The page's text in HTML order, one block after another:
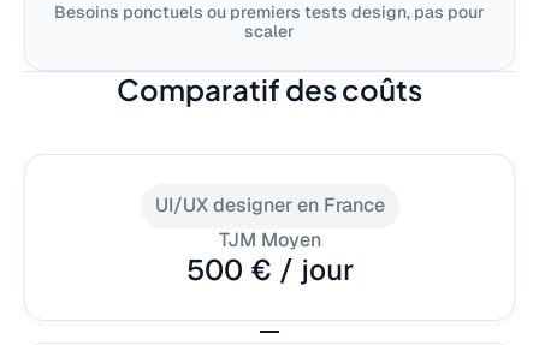
Besoins ponctuels ou premiers tests design, pas pour
scaler
Comparatif des coûts
UI/UX designer en France
TJM Moyen
500 € / jour